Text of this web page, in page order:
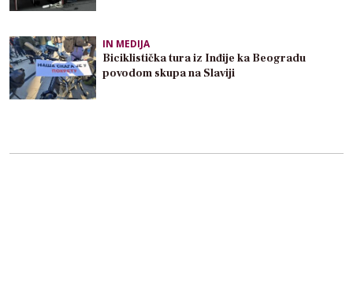
IN MEDIJA
Biciklistička tura iz Inđije ka Beogradu
povodom skupa na Slaviji